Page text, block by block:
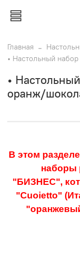
Главная
• Настольный
•
оранж/
В этом
наборы
"БИЗНЕС",
"Cuoietto"